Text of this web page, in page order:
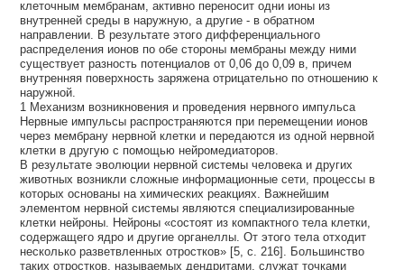
клеточным мембранам, активно переносит одни ионы из
внутренней среды в наружную, а другие - в обратном
направлении. В результате этого дифференциального
распределения ионов по обе стороны мембраны между ними
существует разность потенциалов от 0,06 до 0,09 в, причем
внутренняя поверхность заряжена отрицательно по отношению к
наружной.
1 Механизм возникновения и проведения нервного импульса
Нервные импульсы распространяются при перемещении ионов
через мембрану нервной клетки и передаются из одной нервной
клетки в другую с помощью нейромедиаторов.
В результате эволюции нервной системы человека и других
животных возникли сложные информационные сети, процессы в
которых основаны на химических реакциях. Важнейшим
элементом нервной системы являются специализированные
клетки нейроны. Нейроны «состоят из компактного тела клетки,
содержащего ядро и другие органеллы. От этого тела отходит
несколько разветвленных отростков» [5, с. 216]. Большинство
таких отростков, называемых дендритами, служат точками